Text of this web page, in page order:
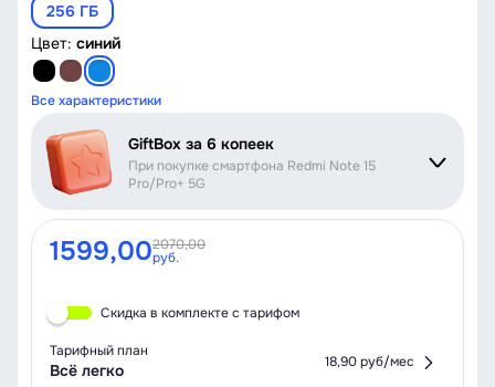
256 ГБ
Цвет: синий
Все характеристики
GiftBox за 6 копеек
При покупке смартфона Redmi Note 15
Pro/Pro+ 5G
1599,002070,00
руб.
Скидка в комплекте с тарифом
Тарифный план
Всё легко 18,90 руб/мес